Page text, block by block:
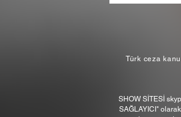
Türk ceza
SHOW SİTESİ
SAĞLAYICI"